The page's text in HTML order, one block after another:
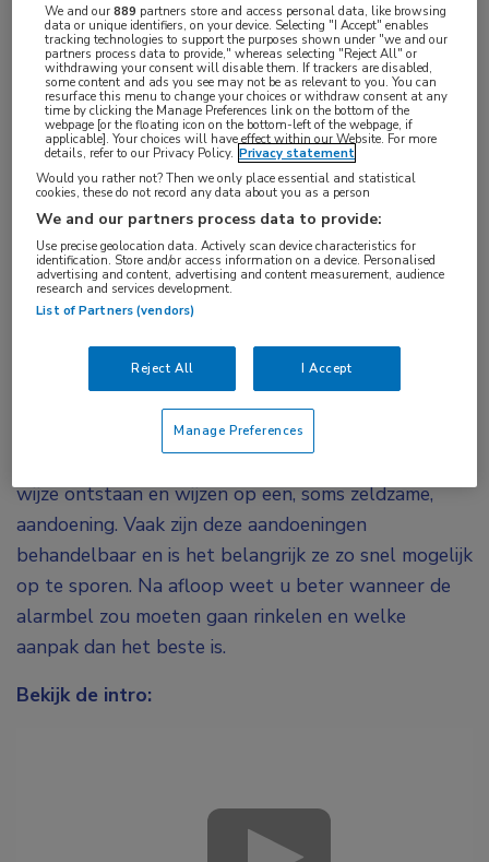
De meeste blauwe plekken bij kinderen zijn
gelukkig onschuldig, maar helaas kan een blauwe
plek ook een aanwijzing zijn voor een aandoening
of andere (ernstige) situatie.
In deze nascholing wordt uitgebreid aandacht
besteed aan kindermishandeling. Door (nog) beter te
weten welke signalen daarbij horen kunnen nare en
complexe situaties eerder en beter aan de orde
worden gesteld en kan het kind bescherming
worden geboden.
wijze ontstaan en wijzen op een, soms zeldzame,
aandoening. Vaak zijn deze aandoeningen
behandelbaar en is het belangrijk ze zo snel mogelijk
op te sporen. Na afloop weet u beter wanneer de
alarmbel zou moeten gaan rinkelen en welke
aanpak dan het beste is.
Bekijk de intro:
We and our889 partners store and access personal data, like browsing
data or unique identifiers, on your device. Selecting "I Accept" enables
tracking technologies to support the purposes shown under "we and our
partners process data to provide," whereas selecting "Reject All" or
withdrawing your consent will disable them. If trackers are disabled,
some content and ads you see may not be as relevant to you. You can
resurface this menu to change your choices or withdraw consent at any
time by clicking the Manage Preferences link on the bottom of the
webpage [or the floating icon on the bottom-left of the webpage, if
applicable]. Your choices will have effect within our Website. For more
details, refer to our Privacy Policy. Privacy statement
Would you rather not? Then we only place essential and statistical
cookies, these do not record any data about you as a person
We and our partners process data to provide:
Use precise geolocation data. Actively scan device characteristics for
identification. Store and/or access information on a device. Personalised
advertising and content, advertising and content measurement, audience
research and services development.
List of Partners (vendors)
Reject All I Accept
Manage Preferences